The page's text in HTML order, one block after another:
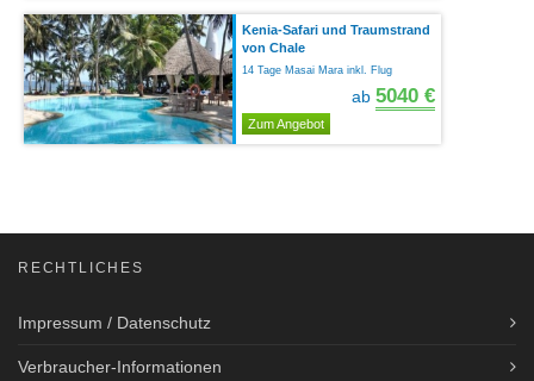
Kenia-Safari und Traumstrand
von Chale
14 Tage Masai Mara inkl. Flug
ab 5040 €
Zum Angebot
RECHTLICHES
Impressum / Datenschutz
Verbraucher-Informationen